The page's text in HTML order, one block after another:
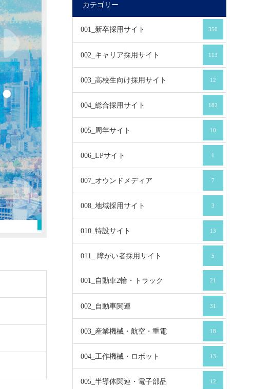
カテゴリー
001_新卒採用サイト 350
002_キャリア採用サイト 113
003_高校生向け採用サイト 12
004_総合採用サイト 182
005_周年サイト 10
006_LPサイト 1
007_オウンドメディア 7
008_地域採用サイト 3
010_特設サイト 13
011_ 障がい者採用サイト 5
001_自動車2輪・トラック 21
002_自動車関連 31
003_産業機械・航空・重電 18
004_工作機械・ロボット 13
005_半導体関連・電子部品 12